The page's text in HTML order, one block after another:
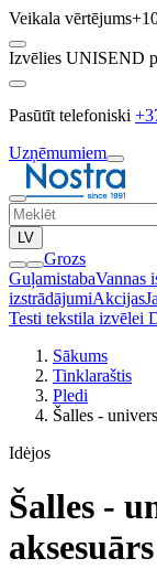
Veikala vērtējums
Izvēlies UNISEND
Pasūtīt telefoniski
Uzņēmumiem
LV
Grozs
GuļamistabaVannas
izstrādājumiAkcijas
Testi tekstila izvēlei
Sākums
Tinklaraštis
Pledi
Šalles -
Idėjos
Šalles -
aksesuārs